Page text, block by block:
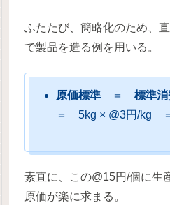
ふたたび、簡略化のため、
で製品を造る例を用いる。
原価標準 ＝標準
＝ 5kg × @3円/kg
素直に、この@15円/個に生
原価が楽に求まる。